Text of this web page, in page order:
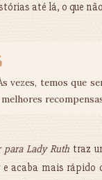
até lá, o que
vezes, temos que
para Lady Ruthtraz
acaba mais rápido